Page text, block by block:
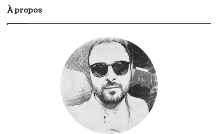
À propos